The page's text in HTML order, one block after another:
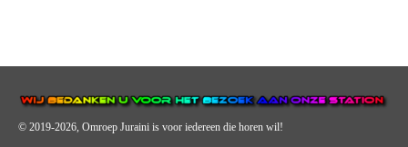
© 2019-2026, Omroep Juraini is voor iedereen die horen wil!